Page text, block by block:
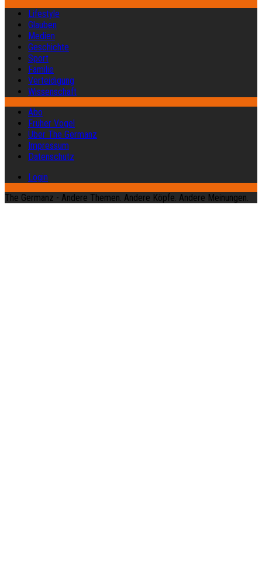
Lifestyle
Glauben
Medien
Geschichte
Sport
Familie
Verteidigung
Wissenschaft
Abo
Früher Vogel
Über The Germanz
Impressum
Datenschutz
Login
The Germanz - Andere Themen. Andere Köpfe. Andere Meinungen.